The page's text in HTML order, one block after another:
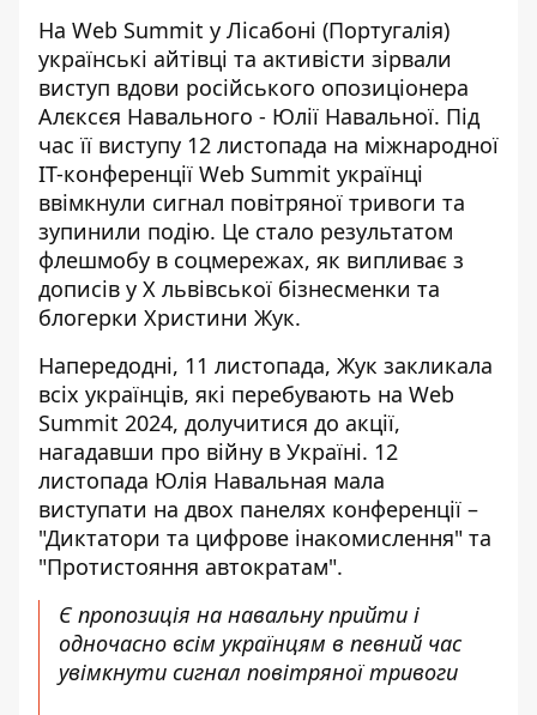
На Web Summit у Лісабоні (Португалія)
українські айтівці та активісти зірвали
виступ вдови російського опозиціонера
Алєксєя Навального - Юлії Навальної. Під
час її виступу 12 листопада на міжнародної
ІТ-конференції Web Summit українці
ввімкнули сигнал повітряної тривоги та
зупинили подію. Це стало результатом
флешмобу в соцмережах, як випливає з
дописів у Х львівської бізнесменки та
блогерки Христини Жук.
Напередодні, 11 листопада, Жук закликала
всіх українців, які перебувають на Web
Summit 2024, долучитися до акції,
нагадавши про війну в Україні. 12
листопада Юлія Навальная мала
виступати на двох панелях конференції –
"Диктатори та цифрове інакомислення" та
"Протистояння автократам".
Є пропозиція на навальну прийти і
одночасно всім українцям в певний час
увімкнути сигнал повітряної тривоги